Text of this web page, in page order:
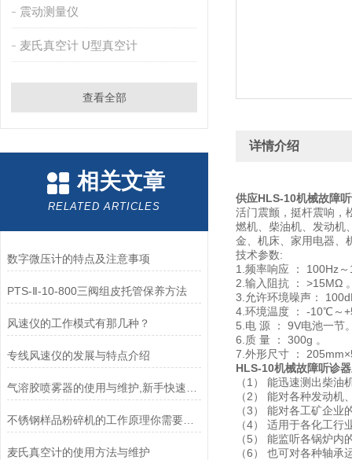
震动测量仪
麦氏真空计 U型真空计
查看全部
相关文章
RELATED ARTICLES
数字微压计的特点及注意事项
PTS-Ⅱ-10-800三阀组皮托管保养方法
风速仪的工作模式有那几种？
专线风速仪的发展与特点介绍
不锈钢样品粉碎机的工作原理你需要知道
麦氏真空计的使用方法与维护
详情介绍
供应HLS-10机械故障
活门震颤，挺杆震响，
燃机、柴油机、发动机
金、机床、家用电器、
技术参数:
1.频率响应 ： 100Hz
2.输入阻抗 ： >15MΩ
3.允许环境噪声：
4.环境温度 ： -10℃～
5.电 源 ： 9V电池一节
6.质 量 ： 300g 。
7.外形尺寸 ：
HLS-10机械故障听诊
（1） 能迅速测出柴
（2） 能对各种发动
（3） 能对各工矿企
（4） 适用于各化工
（5） 能监听各锅炉
（6） 也可对各种轴承